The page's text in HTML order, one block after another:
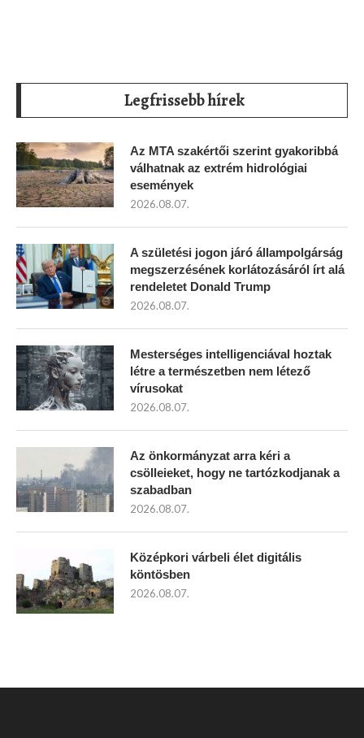
Legfrissebb hírek
Az MTA szakértői szerint gyakoribbá
válhatnak az extrém hidrológiai
események
2026.08.07.
A születési jogon járó állampolgárság
megszerzésének korlátozásáról írt alá
rendeletet Donald Trump
2026.08.07.
Mesterséges intelligenciával hoztak
létre a természetben nem létező
vírusokat
2026.08.07.
Az önkormányzat arra kéri a
csölleieket, hogy ne tartózkodjanak a
szabadban
2026.08.07.
Középkori várbeli élet digitális
köntösben
2026.08.07.